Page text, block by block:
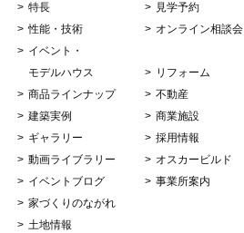
特長
性能・技術
イベント・
モデルハウス
商品ラインナップ
建築実例
ギャラリー
動画ライブラリー
イベントブログ
家づくりのながれ
土地情報
見学予約
オンライン相談会
リフォーム
不動産
商業施設
採用情報
オスカービルド
事業所案内